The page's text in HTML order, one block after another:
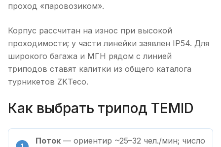
проход «паровозиком».
Корпус рассчитан на износ при высокой
проходимости; у части линейки заявлен IP54. Для
широкого багажа и МГН рядом с линией
триподов ставят калитки из общего каталога
турникетов ZKTeco.
Как выбрать трипод TEMID
Поток — ориентир ~25–32 чел./мин; число